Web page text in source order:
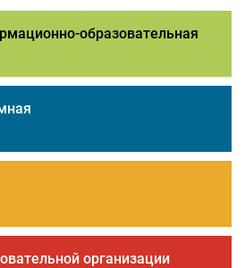
образовательная
организации